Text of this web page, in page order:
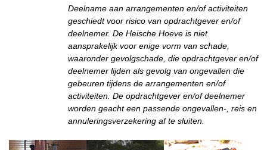
Deelname aan arrangementen en/of activiteiten
geschiedt voor risico van opdrachtgever en/of
deelnemer. De Heische Hoeve is niet
aansprakelijk voor enige vorm van schade,
waaronder gevolgschade, die opdrachtgever en/of
deelnemer lijden als gevolg van ongevallen die
gebeuren tijdens de arrangementen en/of
activiteiten. De opdrachtgever en/of deelnemer
worden geacht een passende ongevallen-, reis en
annuleringsverzekering af te sluiten.